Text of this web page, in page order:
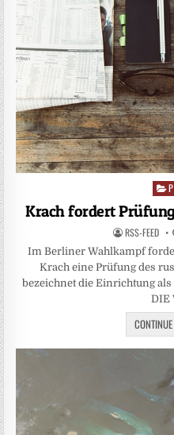
Krach fordert
RSS-FEED
Im Berliner Wahlkampf
Krach eine Prüfung des
bezeichnet die Einrichtung
DIE